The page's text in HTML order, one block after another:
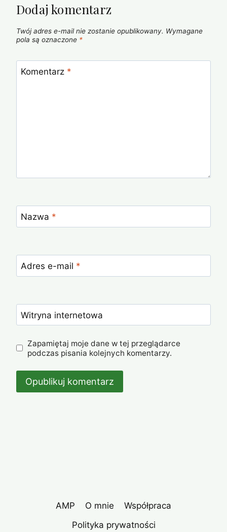
Dodaj komentarz
Twój adres e-mail nie zostanie opublikowany. Wymagane
pola są oznaczone *
Komentarz *
Nazwa *
Adres e-mail *
Witryna internetowa
Zapamiętaj moje dane w tej przeglądarce
podczas pisania kolejnych komentarzy.
AMP O mnie
Współpraca
Polityka prywatności